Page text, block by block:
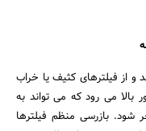
و از فیلترهای کثیف یا خراب
بالا می رود که می تواند به
بازرسی منظم فیلترها